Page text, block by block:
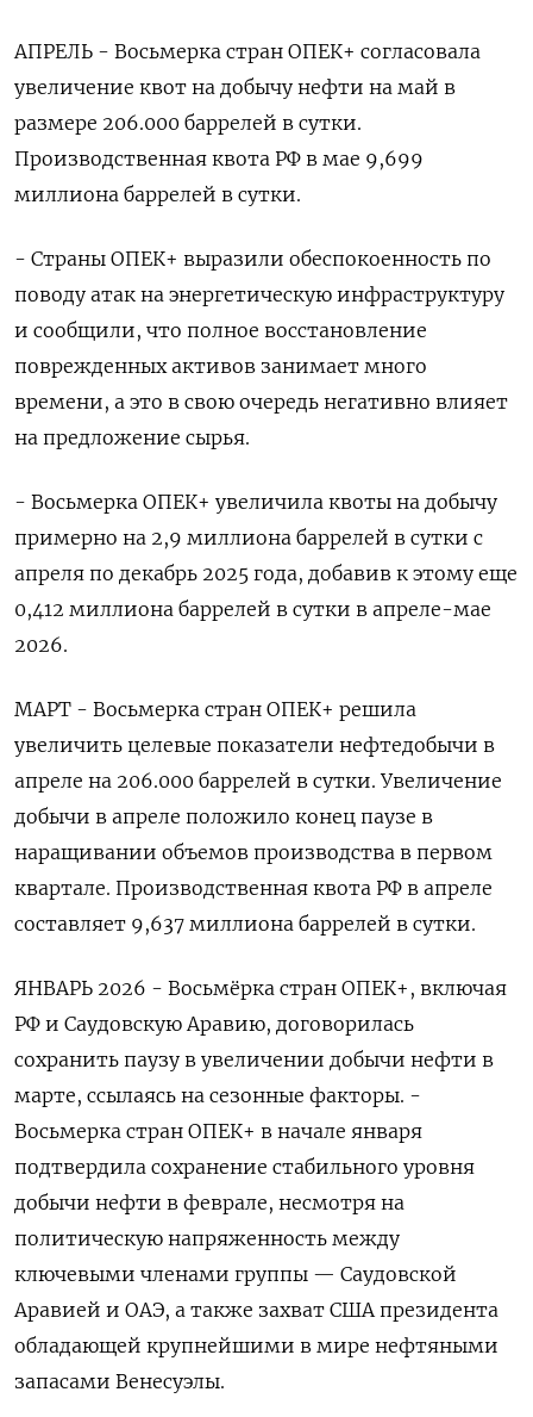
АПРЕЛЬ - Восьмерка стран ОПЕК+ ‌согласовала
увеличение квот на добычу нефти на май в
размере 206.000 баррелей в сутки.
Производственная квота РФ в мае 9,699
миллиона баррелей в сутки.
- Страны ОПЕК+ выразили обеспокоенность по
поводу атак на энергетическую инфраструктуру
и сообщили, что полное восстановление
поврежденных активов занимает много
времени, а это в свою очередь негативно влияет
на предложение сырья.
- Восьмерка ОПЕК+ увеличила квоты на добычу
примерно на 2,9 миллиона баррелей в сутки с
апреля по декабрь 2025 года, добавив к этому еще
0,412 миллиона баррелей в сутки в апреле-мае
2026.
МАРТ - Восьмерка стран ОПЕК+ решила
увеличить целевые показатели нефтедобычи в
апреле на 206.000 баррелей в сутки. Увеличение
добычи в апреле положило конец паузе в
наращивании объемов производства в первом
квартале. Производственная квота РФ в апреле
составляет 9,637 миллиона баррелей в сутки.
ЯНВАРЬ 2026 - Восьмёрка стран ОПЕК+, включая
РФ и Саудовскую Аравию, договорилась
сохранить паузу в увеличении добычи нефти в
марте, ссылаясь на сезонные факторы. -
Восьмерка стран ОПЕК+ в начале января
подтвердила сохранение стабильного уровня
добычи нефти в феврале, несмотря на
политическую напряженность между
ключевыми членами группы — Саудовской
Аравией и ОАЭ, а также захват США президента
обладающей крупнейшими в мире нефтяными
запасами Венесуэлы.